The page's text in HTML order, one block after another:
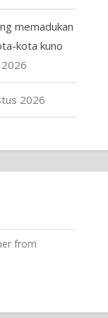
memadukan
kota kuno
2026
from